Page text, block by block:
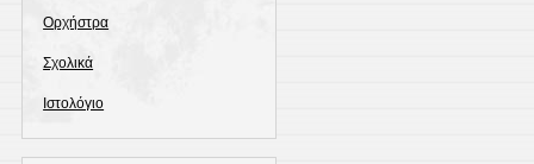
Ορχήστρα
Σχολικά
Ιστολόγιο